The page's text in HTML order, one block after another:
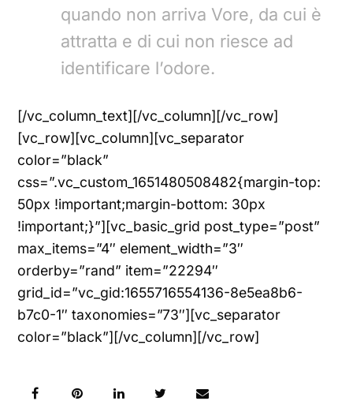
quando non arriva Vore, da cui è
attratta e di cui non riesce ad
identificare l’odore.
[/vc_column_text][/vc_column][/vc_row]
[vc_row][vc_column][vc_separator
color=”black”
css=”.vc_custom_1651480508482{margin-top:
50px !important;margin-bottom: 30px
!important;}”][vc_basic_grid post_type=”post”
max_items=”4″ element_width=”3″
orderby=”rand” item=”22294″
grid_id=”vc_gid:1655716554136-8e5ea8b6-
b7c0-1″ taxonomies=”73″][vc_separator
color=”black”][/vc_column][/vc_row]